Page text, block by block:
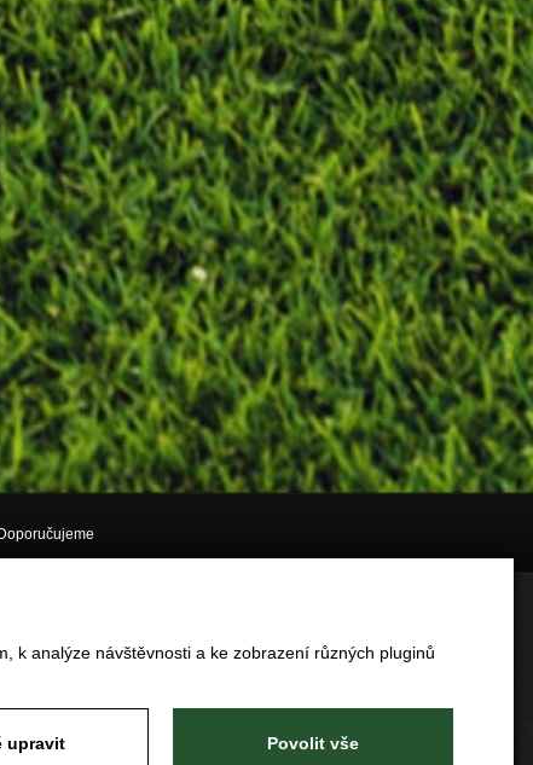
k analýze návštěvnosti a ke zobrazení různých pluginů
upravit Povolit vše
Doporučujeme